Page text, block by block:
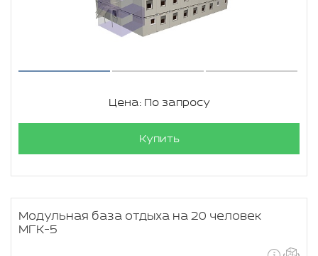
Цена: По запросу
Купить
Модульная база отдыха на 20 человек
МГК-5